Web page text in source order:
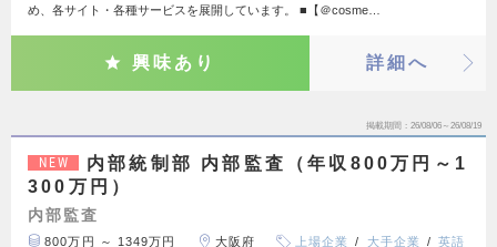
め、各サイト・各種サービスを展開しています。 ■【＠cosme…
興味あり 詳細へ
掲載期間 26/08/06～26/08/19
NEW
内部統制部 内部監査（年収800万円～1
300万円）
内部監査
800万円 ～ 1349万円 大阪府 上場企業 大手企業
英語